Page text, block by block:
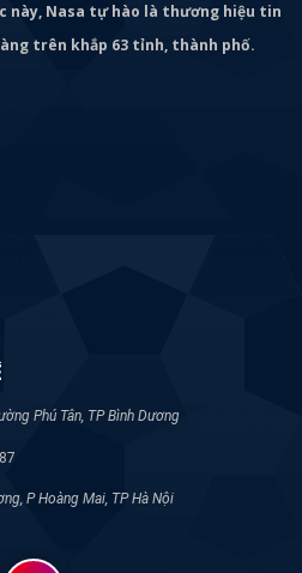
này, Nasa tự hào là thương hiệu tin
trên khắp 63 tỉnh, thành phố.
Phú Tân, TP Bình Dương
P Hoàng Mai, TP Hà Nội